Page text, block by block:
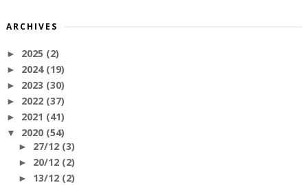
ARCHIVES
► 2025 (2)
► 2024 (19)
► 2023 (30)
► 2022 (37)
► 2021 (41)
▼ 2020 (54)
► 27/12 (3)
► 20/12 (2)
► 13/12 (2)